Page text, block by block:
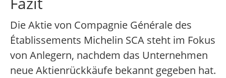
Die Aktie von Compagnie Générale des
Établissements Michelin SCA steht im Fokus
von Anlegern, nachdem das Unternehmen
neue Aktienrückkäufe bekannt gegeben hat.